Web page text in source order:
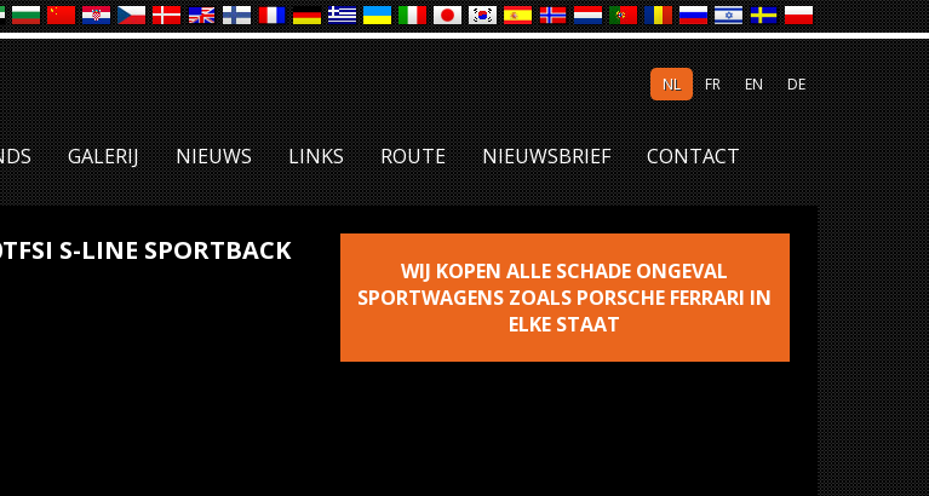
NL FR EN DE
GALERIJ NIEUWS LINKS ROUTE NIEUWSBRIEF CONTACT
S-LINE SPORTBACK
WIJ KOPEN ALLE SCHADE ONGEVAL
SPORTWAGENS ZOALS PORSCHE FERRARI IN
ELKE STAAT